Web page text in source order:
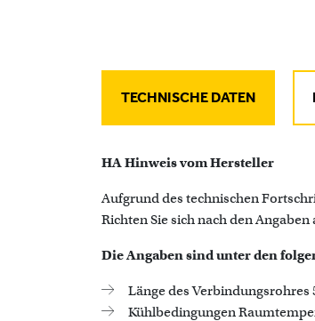
TECHNISCHE DATEN
HA Hinweis vom Hersteller
Aufgrund des technischen
Richten Sie sich nach den
Die Angaben sind unter den
Länge des Verbindungsrohres
Kühlbedingungen